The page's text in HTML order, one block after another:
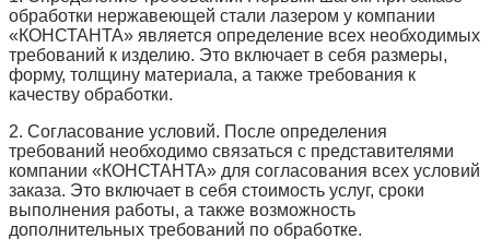
обработки нержавеющей стали лазером у компании
«КОНСТАНТА» является определение всех необходимых
требований к изделию. Это включает в себя размеры,
форму, толщину материала, а также требования к
качеству обработки.
2. Согласование условий. После определения
требований необходимо связаться с представителями
компании «КОНСТАНТА» для согласования всех условий
заказа. Это включает в себя стоимость услуг, сроки
выполнения работы, а также возможность
дополнительных требований по обработке.